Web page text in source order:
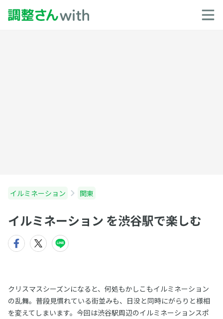
イルミネーション 関東
イルミネーション を渋谷駅で楽しむ
クリスマスシーズンになると、何処もかしこもイルミネーション
の乱舞。普段見慣れている街並みも、日没と同時にがらりと様相
を変えてしまいます。今回は渋谷駅周辺のイルミネーションスポ